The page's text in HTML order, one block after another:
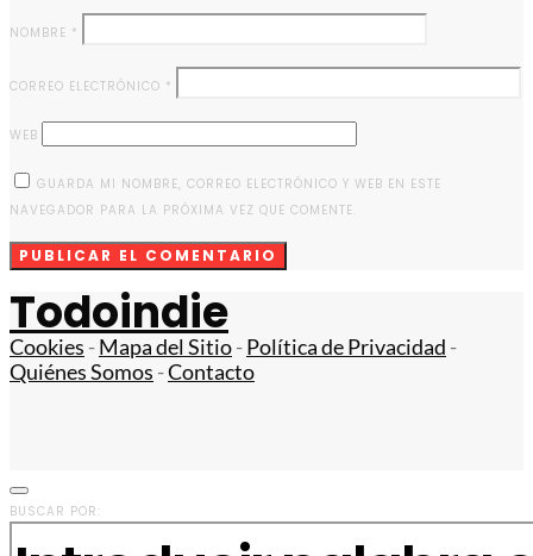
NOMBRE *
CORREO ELECTRÓNICO *
WEB
GUARDA MI NOMBRE, CORREO ELECTRÓNICO Y WEB EN ESTE
NAVEGADOR PARA LA PRÓXIMA VEZ QUE COMENTE.
Todoindie
Cookies -Mapa del Sitio-Política de Privacidad -
Quiénes Somos -Contacto
BUSCAR POR: